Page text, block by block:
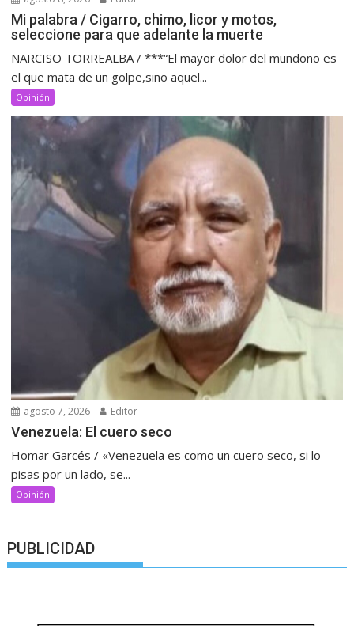
Mi palabra / Cigarro, chimo, licor y motos,
seleccione para que adelante la muerte
NARCISO TORREALBA / ***“El mayor dolor del mundono es
el que mata de un golpe,sino aquel...
Opinión
agosto 7, 2026 Editor
Venezuela: El cuero seco
Homar Garcés / «Venezuela es como un cuero seco, si lo
pisas por un lado, se...
Opinión
PUBLICIDAD